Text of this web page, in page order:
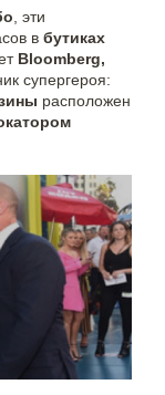
, эти
в бутиках
Bloomberg,
супергероя:
расположен